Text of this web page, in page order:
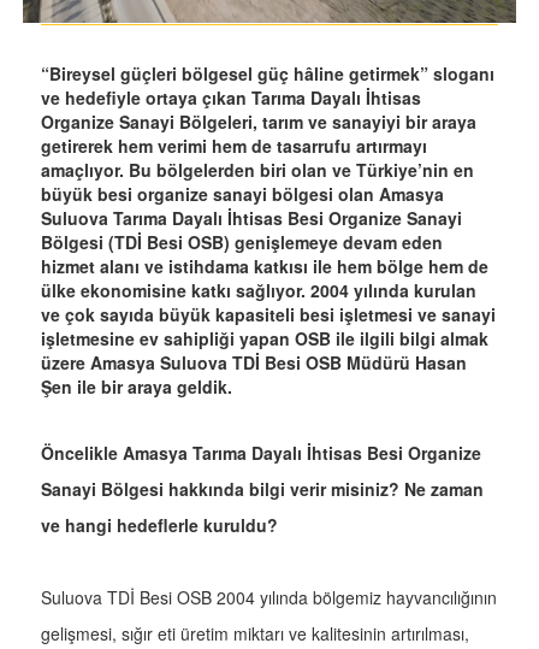
“Bireysel güçleri bölgesel güç hâline getirmek” sloganı
ve hedefiyle ortaya çıkan Tarıma Dayalı İhtisas
Organize Sanayi Bölgeleri, tarım ve sanayiyi bir araya
getirerek hem verimi hem de tasarrufu artırmayı
amaçlıyor. Bu bölgelerden biri olan ve Türkiye’nin en
büyük besi organize sanayi bölgesi olan Amasya
Suluova Tarıma Dayalı İhtisas Besi Organize Sanayi
Bölgesi (TDİ Besi OSB) genişlemeye devam eden
hizmet alanı ve istihdama katkısı ile hem bölge hem de
ülke ekonomisine katkı sağlıyor. 2004 yılında kurulan
ve çok sayıda büyük kapasiteli besi işletmesi ve sanayi
işletmesine ev sahipliği yapan OSB ile ilgili bilgi almak
üzere Amasya Suluova TDİ Besi OSB Müdürü Hasan
Şen ile bir araya geldik.
Öncelikle Amasya Tarıma Dayalı İhtisas Besi Organize
Sanayi Bölgesi hakkında bilgi verir misiniz? Ne zaman
ve hangi hedeflerle kuruldu?
Suluova TDİ Besi OSB 2004 yılında bölgemiz hayvancılığının
gelişmesi, sığır eti üretim miktarı ve kalitesinin artırılması,